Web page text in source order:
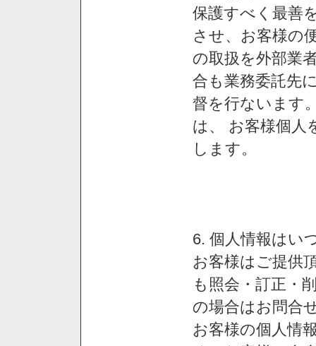
保護すべく最善
させ、お客様の
の取扱を外部業
合も業務委託先
督を行ないます
は、 お客様個人
します。
6. 個人情報はい
お客様はご提供
も照会・訂正・
の場合はお問合
お客様の個人情